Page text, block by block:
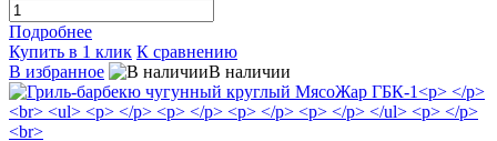
Подробнее
Купить в 1 клик К сравнению
В избранное
В наличии